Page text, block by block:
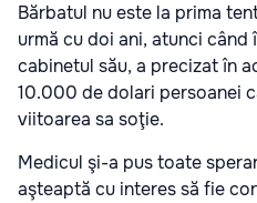
Bărbatul nu este la prima
urmă cu doi ani, atunci
cabinetul său, a precizat în
10.000 de dolari persoanei
viitoarea sa soţie.
Medicul şi-a pus toate
aşteaptă cu interes să fie